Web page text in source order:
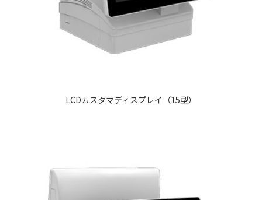
LCDカスタマディスプレイ（15型）